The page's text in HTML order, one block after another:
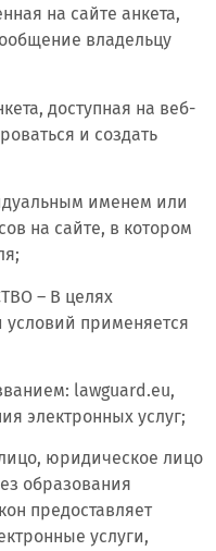
на сайте анкета,
владельцу
доступная на веб-
и создать
именем или
на сайте, в котором
– В целях
применяется
lawguard.eu,
электронных услуг;
юридическое лицо
образования
предоставляет
услуги,